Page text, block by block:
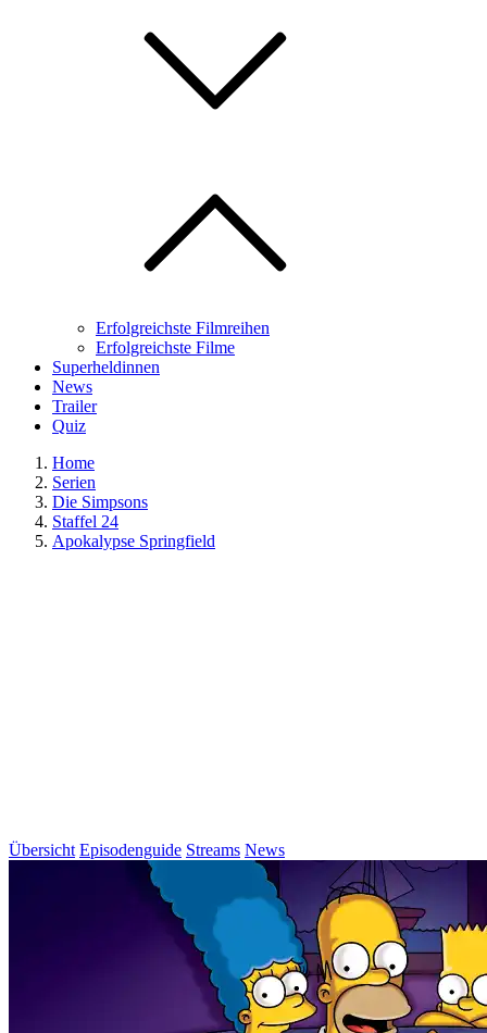
Erfolgreichste Filmreihen
Erfolgreichste Filme
Superheldinnen
News
Trailer
Quiz
Home
Serien
Die Simpsons
Staffel 24
Apokalypse Springfield
Übersicht Episodenguide Streams News